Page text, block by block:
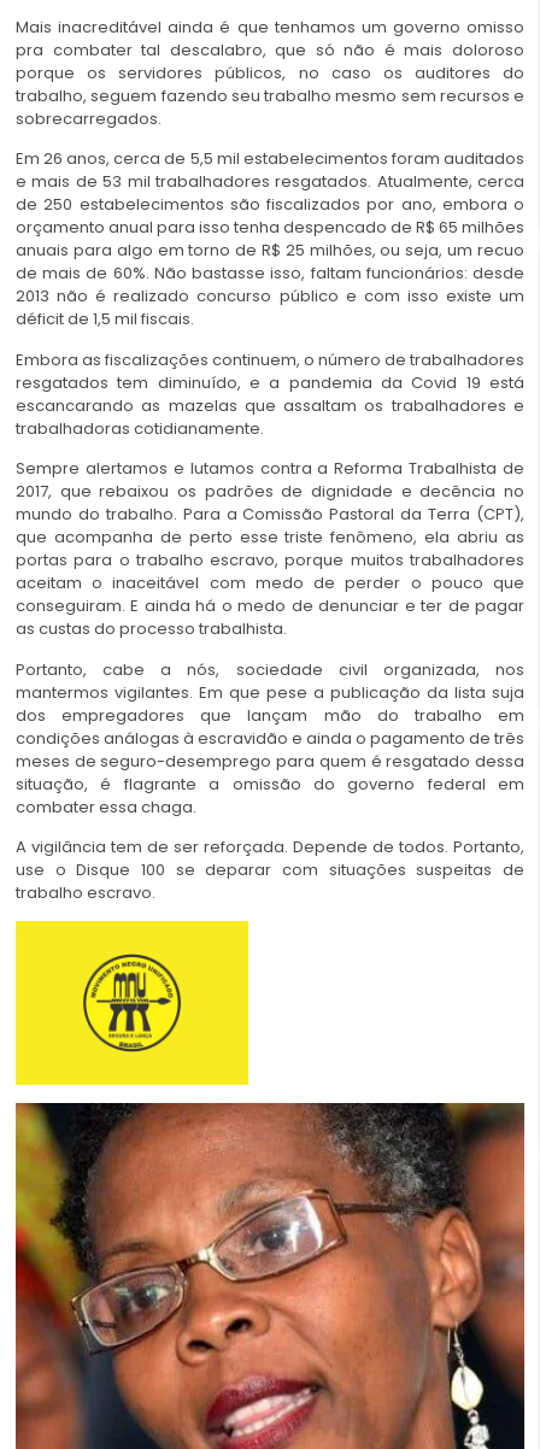
Mais inacreditável ainda é que tenhamos um governo omisso
pra combater tal descalabro, que só não é mais doloroso
porque os servidores públicos, no caso os auditores do
trabalho, seguem fazendo seu trabalho mesmo sem recursos e
sobrecarregados.
Em 26 anos, cerca de 5,5 mil estabelecimentos foram auditados
e mais de 53 mil trabalhadores resgatados. Atualmente, cerca
de 250 estabelecimentos são fiscalizados por ano, embora o
orçamento anual para isso tenha despencado de R$ 65 milhões
anuais para algo em torno de R$ 25 milhões, ou seja, um recuo
de mais de 60%. Não bastasse isso, faltam funcionários: desde
2013 não é realizado concurso público e com isso existe um
déficit de 1,5 mil fiscais.
Embora as fiscalizações continuem, o número de trabalhadores
resgatados tem diminuído, e a pandemia da Covid 19 está
escancarando as mazelas que assaltam os trabalhadores e
trabalhadoras cotidianamente.
Sempre alertamos e lutamos contra a Reforma Trabalhista de
2017, que rebaixou os padrões de dignidade e decência no
mundo do trabalho. Para a Comissão Pastoral da Terra (CPT),
que acompanha de perto esse triste fenômeno, ela abriu as
portas para o trabalho escravo, porque muitos trabalhadores
aceitam o inaceitável com medo de perder o pouco que
conseguiram. E ainda há o medo de denunciar e ter de pagar
as custas do processo trabalhista.
Portanto, cabe a nós, sociedade civil organizada, nos
mantermos vigilantes. Em que pese a publicação da lista suja
dos empregadores que lançam mão do trabalho em
condições análogas à escravidão e ainda o pagamento de três
meses de seguro-desemprego para quem é resgatado dessa
situação, é flagrante a omissão do governo federal em
combater essa chaga.
A vigilância tem de ser reforçada. Depende de todos. Portanto,
use o Disque 100 se deparar com situações suspeitas de
trabalho escravo.